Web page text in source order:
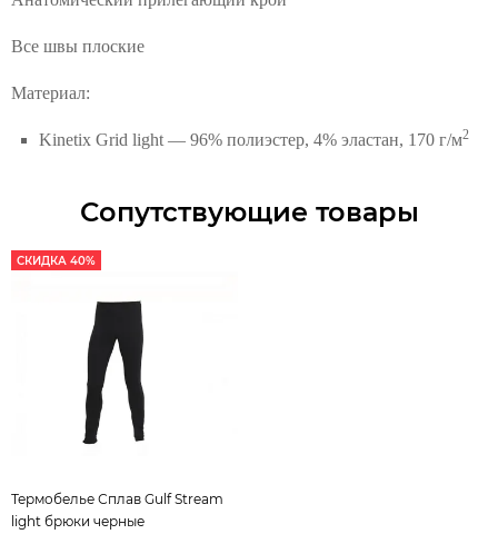
Все швы плоские
Материал:
Kinetix Grid light — 96% полиэстер, 4% эластан, 170 г/м2
Сопутствующие товары
СКИДКА 40%
Термобелье Сплав Gulf Stream
light брюки черные